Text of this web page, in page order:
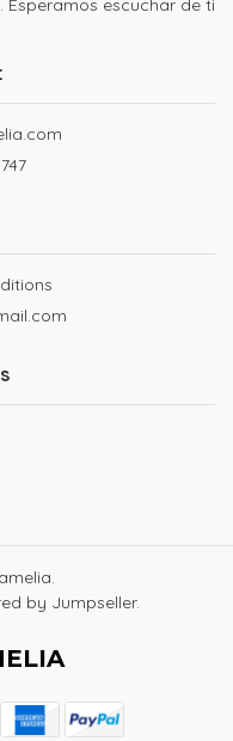
escuchar de ti
by Jumpseller.